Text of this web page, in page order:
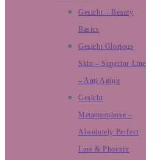
Gesicht – Beauty
Basics
Gesicht Glorious
Skin – Superior Line
– Anti Aging
Gesicht
Metamorphose –
Absolutely Perfect
Line & Phoenix